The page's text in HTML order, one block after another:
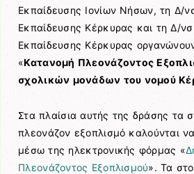
Εκπαίδευσης Ιονίων Νήσων, τη Δ/
Εκπαίδευσης Κέρκυρας και τη Δ/
Εκπαίδευσης Κέρκυρας
«Κατανομή Πλεονάζοντος
σχολικών μονάδων του νομού
Στα πλαίσια αυτής της δράσης τα
πλεονάζον εξοπλισμό καλούνται
μέσω της ηλεκτρονικής φόρμας «
Πλεονάζοντος Εξοπλισμού». Τα